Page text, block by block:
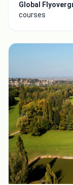
Global
courses